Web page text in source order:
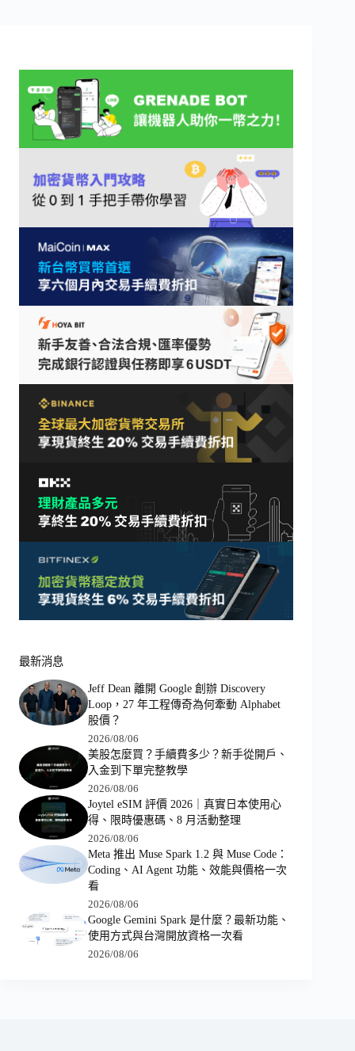
最新消息
Jeff Dean 離開 Google 創辦 Discovery
Loop，27 年工程傳奇為何牽動 Alphabet
股價？
2026/08/06
美股怎麼買？手續費多少？新手從開戶、
入金到下單完整教學
2026/08/06
Joytel eSIM 評價 2026｜真實日本使用心
得、限時優惠碼、8 月活動整理
2026/08/06
Meta 推出 Muse Spark 1.2 與 Muse Code：
Coding、AI Agent 功能、效能與價格一次
看
2026/08/06
Google Gemini Spark 是什麼？最新功能、
使用方式與台灣開放資格一次看
2026/08/06